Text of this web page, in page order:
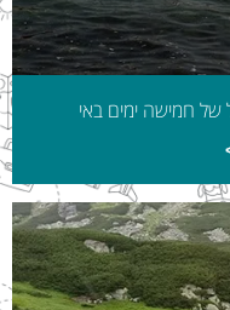
של חמישה ימים באי